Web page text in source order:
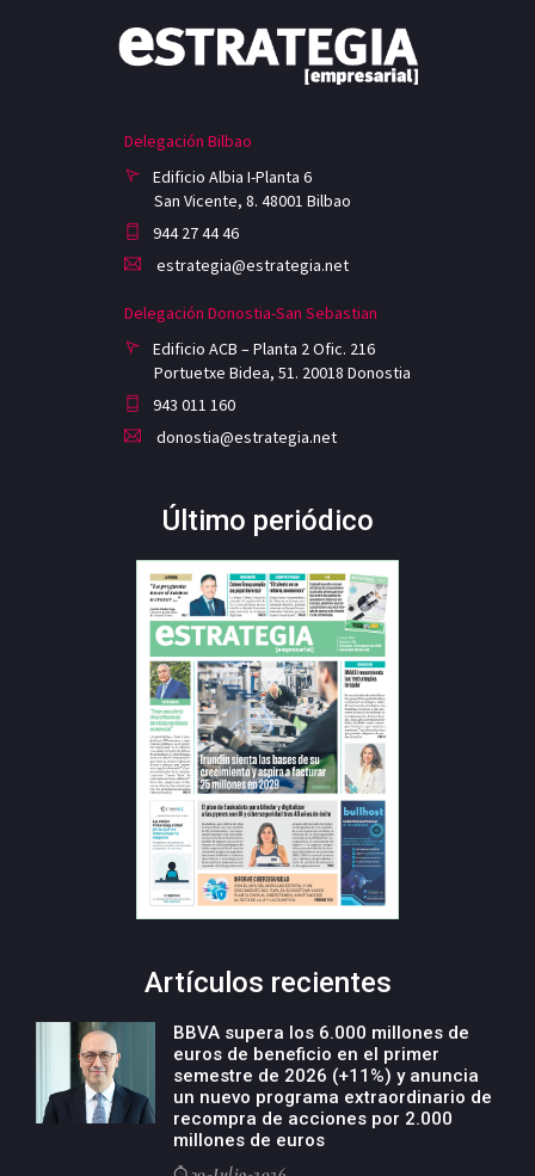
Delegación Bilbao
Edificio Albia I-Planta 6
San Vicente, 8. 48001 Bilbao
944 27 44 46
estrategia@estrategia.net
Delegación Donostia-San Sebastian
Edificio ACB – Planta 2 Ofic. 216
Portuetxe Bidea, 51. 20018 Donostia
943 011 160
donostia@estrategia.net
Último periódico
Artículos recientes
BBVA supera los 6.000 millones de
euros de beneficio en el primer
semestre de 2026 (+11%) y anuncia
un nuevo programa extraordinario de
recompra de acciones por 2.000
millones de euros